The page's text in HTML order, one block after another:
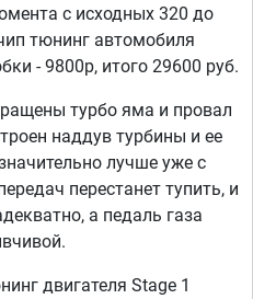
с исходных 320 до
тюнинг автомобиля
- 9800р, итого 29600 руб.
турбо яма и провал
наддув турбины и ее
лучше уже с
перестанет тупить, и
а педаль газа
двигателя Stage 1